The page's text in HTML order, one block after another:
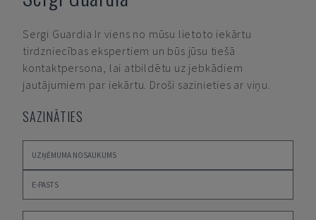
Sergi Guardia Ir viens no mūsu lietoto iekārtu
tirdzniecības ekspertiem un būs jūsu tiešā
kontaktpersona, lai atbildētu uz jebkādiem
jautājumiem par iekārtu. Droši sazinieties ar viņu.
SAZINĀTIES